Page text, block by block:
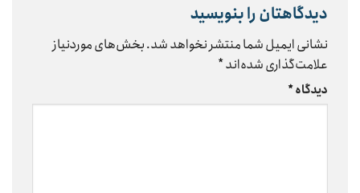
دیدگاهتان را بنویسید
نشانی ایمیل شما منتشر نخواهد شد.بخش‌های موردنیاز
علامت‌گذاری شده‌اند*
دیدگاه*